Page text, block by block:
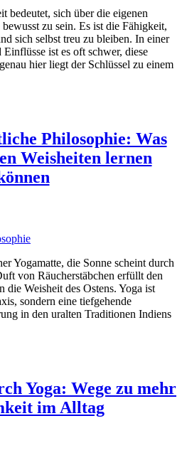
bedeutet, sich über die eigenen
zu sein. Es ist die Fähigkeit,
sich selbst treu zu bleiben. In einer
ist es oft schwer, diese
hier liegt der Schlüssel zu einem
Philosophie: Was
Weisheiten lernen
Yogamatte, die Sonne scheint durch
von Räucherstäbchen erfüllt den
Weisheit des Ostens. Yoga ist
sondern eine tiefgehende
in den uralten Traditionen Indiens
Yoga: Wege zu mehr
im Alltag